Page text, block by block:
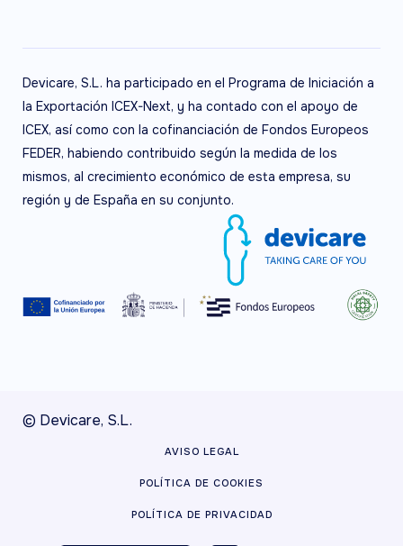
Devicare, S.L. ha participado en el Programa de Iniciación a
la Exportación ICEX-Next, y ha contado con el apoyo de
ICEX, así como con la cofinanciación de Fondos Europeos
FEDER, habiendo contribuido según la medida de los
mismos, al crecimiento económico de esta empresa, su
región y de España en su conjunto.
© Devicare, S.L.
AVISO LEGAL
POLÍTICA DE COOKIES
POLÍTICA DE PRIVACIDAD